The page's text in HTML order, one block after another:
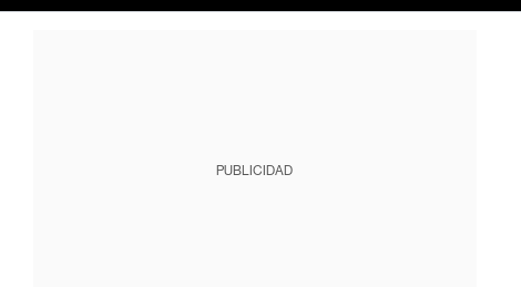
PUBLICIDAD